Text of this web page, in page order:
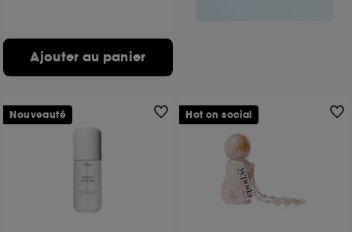
Ajouter au panier
Nouveauté Hot on social